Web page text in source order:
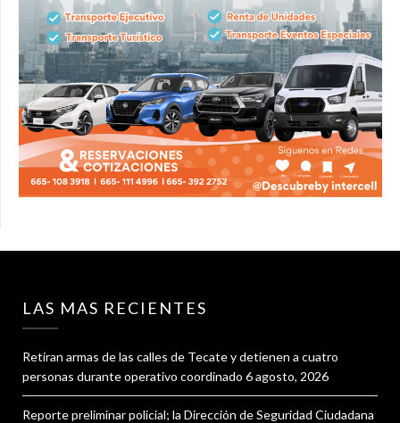
LAS MAS RECIENTES
Retiran armas de las calles de Tecate y detienen a cuatro
personas durante operativo coordinado 6 agosto, 2026
Reporte preliminar policial; la Dirección de Seguridad Ciudadana